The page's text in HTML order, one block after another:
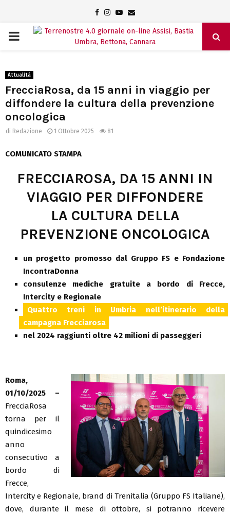
Facebook
Instagram
Youtube
Email
PRIMARY
Attualità
FrecciaRosa, da 15 anni in viaggio per
diffondere la cultura della prevenzione
oncologica
di Redazione 1 Ottobre 2025 81
COMUNICATO STAMPA
FRECCIAROSA, DA 15 ANNI IN
VIAGGIO PER DIFFONDERE
LA CULTURA DELLA
PREVENZIONE ONCOLOGICA
un progetto promosso dal Gruppo FS e Fondazione
IncontraDonna
consulenze mediche gratuite a bordo di Frecce,
Intercity e Regionale
Quattro treni in Umbria nell’itinerario della
campagna Frecciarosa
nel 2024 raggiunti oltre 42 milioni di passeggeri
Roma,
01/10/2025 –
FrecciaRosa
torna per il
quindicesimo
anno
consecutivo a
bordo di
Frecce,
Intercity e Regionale, brand di Trenitalia (Gruppo FS Italiane),
dove, durante il mese di ottobre, si potranno ricevere